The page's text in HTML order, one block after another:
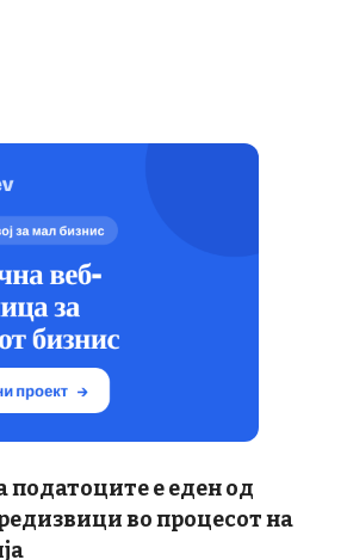
податоците е еден од
во процесот на